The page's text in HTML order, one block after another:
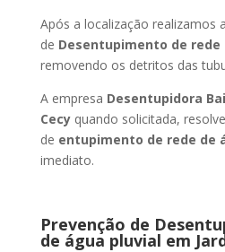
Após a localização realizamos
de Desentupimento de rede
removendo os detritos das
A empresa Desentupidora
Cecy quando solicitada,
de entupimento de rede de
imediato.
Prevenção de
de água pluvial em